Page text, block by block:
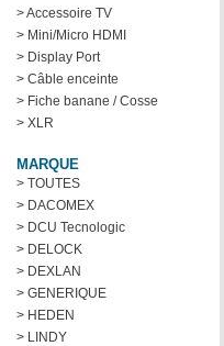
> Accessoire TV
> Mini/Micro HDMI
> Display Port
> Câble enceinte
> Fiche banane / Cosse
> XLR
MARQUE
> TOUTES
> DACOMEX
> DCU Tecnologic
> DELOCK
> DEXLAN
> GENERIQUE
> HEDEN
> LINDY